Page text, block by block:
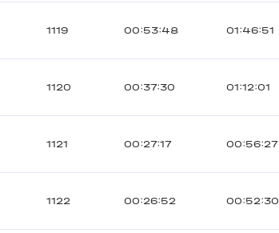
1119 00:53:48 01:46:51
1120 00:37:30 01:12:01
1121 00:27:17 00:56:27
1122 00:26:52 00:52:30